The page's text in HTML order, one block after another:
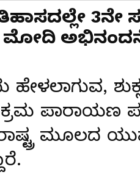
3ನೇ
ಮೋದಿ
ಹೇಳಲಾಗುವ,
ಪಾರಾಯಣ
ಮೂಲದ